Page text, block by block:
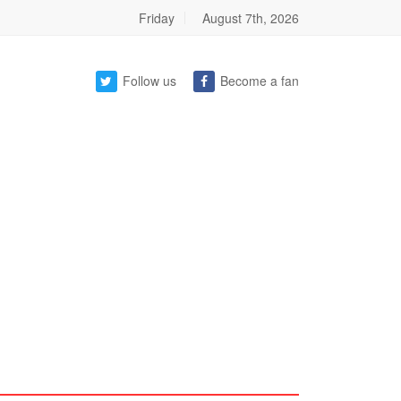
Friday August 7th, 2026
Follow us Become a fan